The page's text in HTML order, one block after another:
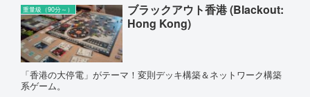
重量級（90分～）
ブラックアウト香港 (Blackout:
Hong Kong)
「香港の大停電」がテーマ！変則デッキ構築＆ネットワーク構築
系ゲーム。